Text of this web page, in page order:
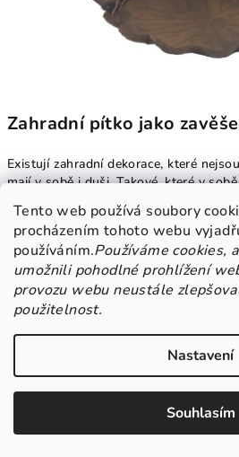
Tento web používá soubory
procházením tohoto webu
používáním.Používáme cookies,
umožnili pohodlné prohlížení
provozu webu neustále
použitelnost.
Nastavení
Souhlasím
Zahradní pítko jako
Existují zahradní dekorace, které
mají v sobě i duši. Takové, které v
přirozené elegance a hlubokého
ptáčky k zavěšení na řetízkách s
takovým pokladem – drobným
větvemi, kolébá se v letním vánku a
radosti.
Tatokovová dekorace
v horkých dnech. Je to přirozený
stáváte tichým svědkem této něžné
pár kroků od vašeho okna.